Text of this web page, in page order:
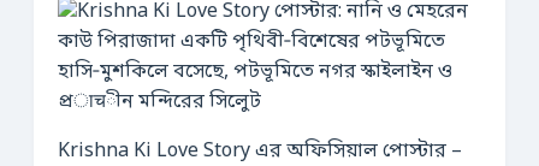
Krishna Ki Love Story এর অফিসিয়াল পোস্টার –